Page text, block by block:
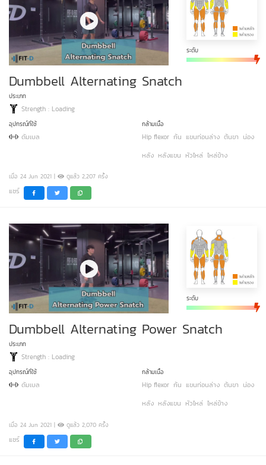
ระดับ
Dumbbell Alternating Snatch
ประเภท
Strength : Loading
อุปกรณ์ที่ใช้
ดัมเบล
กล้ามเนื้อ
Hip flexor ก้น แขนท่อนล่าง ต้นขา น่อง
หลัง หลังแขน หัวไหล่ ไหล่ข้าง
เมื่อ 24 Jun 2021 | ดูแล้ว 2,207 ครั้ง
แชร์
ระดับ
Dumbbell Alternating Power Snatch
ประเภท
Strength : Loading
อุปกรณ์ที่ใช้
ดัมเบล
กล้ามเนื้อ
Hip flexor ก้น แขนท่อนล่าง ต้นขา น่อง
หลัง หลังแขน หัวไหล่ ไหล่ข้าง
เมื่อ 24 Jun 2021 | ดูแล้ว 2,070 ครั้ง
แชร์